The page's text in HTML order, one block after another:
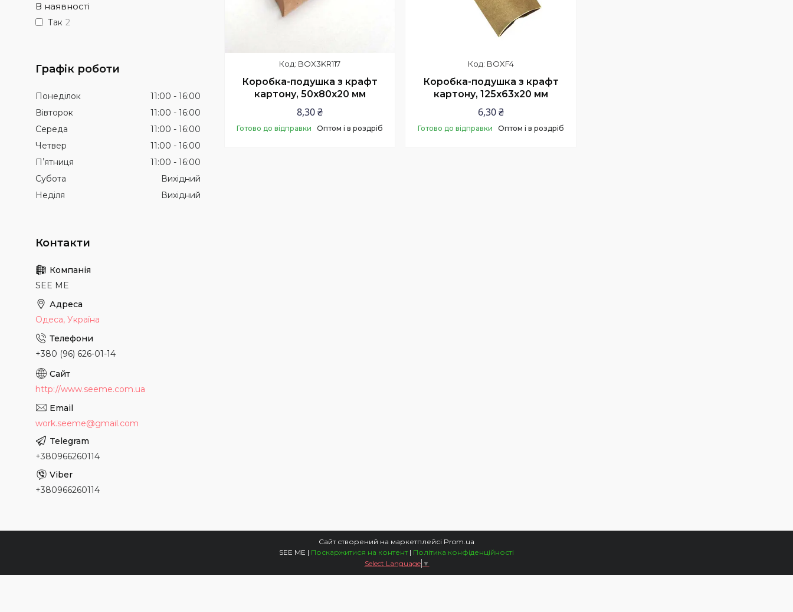
BOX3KR117
Коробка-подушка з крафт
картону, 50х80х20 мм
8,30 ₴
Готово до відправки Оптом і в роздріб
BOXF4
Коробка-подушка з крафт
картону, 125х63х20 мм
6,30 ₴
Готово до відправки Оптом і в роздріб
В наявності
Так 2
Графік роботи
Понеділок 11:00
16:00
Вівторок
11:00
16:00
Середа
11:00
16:00
Четвер
11:00
16:00
Пʼятниця
11:00
16:00
Субота
Вихідний
Неділя
Вихідний
SEE ME
Одеса, Україна
+380 (96) 626-01-14
http://www.seeme.com.ua
work.seeme@gmail.com
+380966260114
+380966260114
Сайт створений на маркетплейсі Prom.ua
SEE ME | Поскаржитися на контент | Політика конфіденційності
Select Language ▼